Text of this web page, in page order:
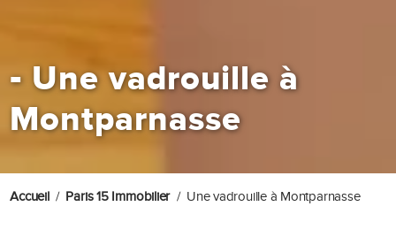
-Une vadrouille à
Montparnasse
Accueil Paris 15 Immobilier Une vadrouille à Montparnasse